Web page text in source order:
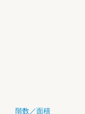
階数／面積